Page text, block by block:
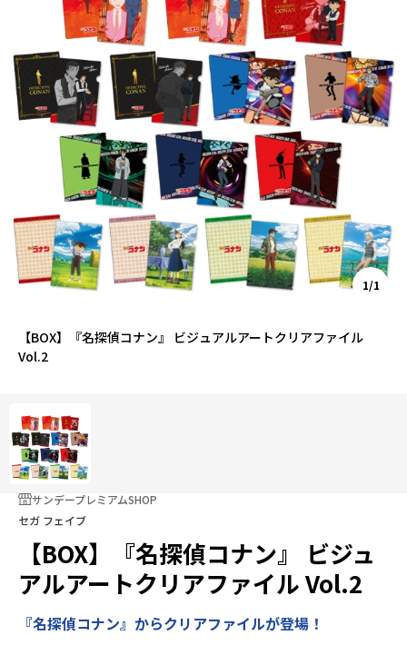
【BOX】『名探偵コナン』 ビジュアルアートクリアファイル
Vol.2
1/1
サンデープレミアムSHOP
セガ フェイブ
【BOX】『名探偵コナン』 ビジュ
アルアートクリアファイル Vol.2
『名探偵コナン』からクリアファイルが登場！